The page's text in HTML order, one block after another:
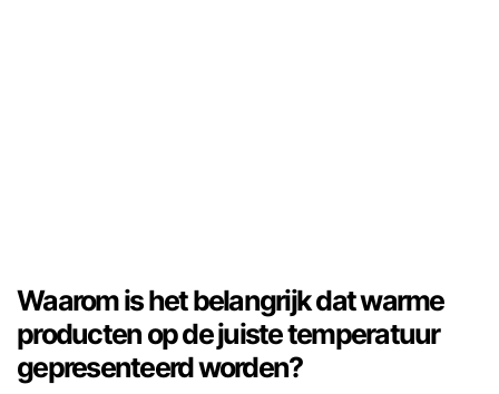
Waarom is het belangrijk dat warme
producten op de juiste temperatuur
gepresenteerd worden?